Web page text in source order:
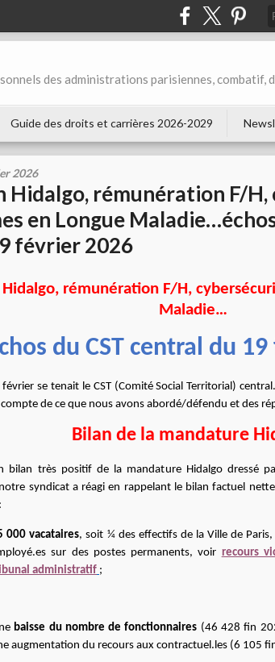
des administrations parisiennes, combatif,
Guide des droits et carrières 2026-2029
2026
Hidalgo, rémunération F/
en Longue
février 2026
Hidalgo, rémunération F/H,
Maladie…
du CST central du
se tenait le CST (Comité Social Territorial)
de ce que nous avons abordé/défendu et des
Bilan de la mandature
bilan très positif de la mandature Hidalgo dressé
syndicat a réagi en rappelant le bilan factuel
000 vacataires, soit ¼ des effectifs de la Ville de
sur des postes permanents, voir recours
administratif ;
baisse du nombre de fonctionnaires (46 428 fin
augmentation du recours aux contractuel.les (6 105